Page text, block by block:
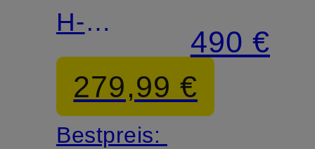
H-
STRIPES
279,99 €
Bestpreis:
490 €